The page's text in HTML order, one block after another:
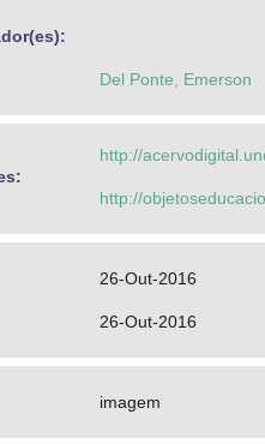
Del Ponte, Emerson
http://
http://
26-Out-2016
26-Out-2016
imagem